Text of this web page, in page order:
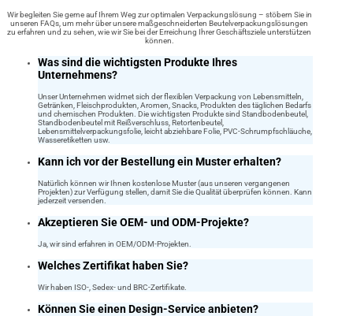
Wir begleiten Sie gerne auf Ihrem Weg zur optimalen Verpackungslösung – stöbern Sie in
unseren FAQs, um mehr über unsere maßgeschneiderten Beutelverpackungslösungen
zu erfahren und zu sehen, wie wir Sie bei der Erreichung Ihrer Geschäftsziele unterstützen
können.
Was sind die wichtigsten Produkte Ihres
Unternehmens?
Unser Unternehmen widmet sich der flexiblen Verpackung von Lebensmitteln,
Getränken, Fleischprodukten, Aromen, Snacks, Produkten des täglichen Bedarfs
und chemischen Produkten. Die wichtigsten Produkte sind Standbodenbeutel,
Standbodenbeutel mit Reißverschluss, Retortenbeutel,
Lebensmittelverpackungsfolie, leicht abziehbare Folie, PVC-Schrumpfschläuche,
Wasseretiketten usw.
Kann ich vor der Bestellung ein Muster erhalten?
Natürlich können wir Ihnen kostenlose Muster (aus unseren vergangenen
Projekten) zur Verfügung stellen, damit Sie die Qualität überprüfen können. Kann
jederzeit versenden.
Akzeptieren Sie OEM- und ODM-Projekte?
Ja, wir sind erfahren in OEM/ODM-Projekten.
Welches Zertifikat haben Sie?
Wir haben ISO-, Sedex- und BRC-Zertifikate.
Können Sie einen Design-Service anbieten?